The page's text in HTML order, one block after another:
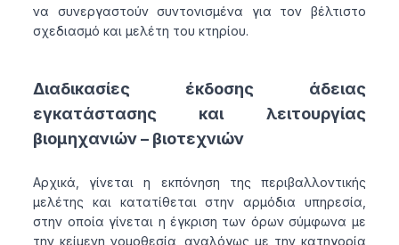
να συνεργαστούν συντονισμένα για τον βέλτιστο
σχεδιασμό και μελέτη του κτηρίου.
Διαδικασίες έκδοσης άδειας
εγκατάστασης και λειτουργίας
βιομηχανιών – βιοτεχνιών
Αρχικά, γίνεται η εκπόνηση της περιβαλλοντικής
μελέτης και κατατίθεται στην αρμόδια υπηρεσία,
στην οποία γίνεται η έγκριση των όρων σύμφωνα με
την κείμενη νομοθεσία, αναλόγως με την κατηγορία